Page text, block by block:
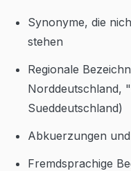
Synonyme, die
stehen
Regionale
Norddeutschland,
Sueddeutschland)
Abkuerzungen
Fremdsprachige